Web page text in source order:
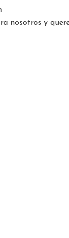
nosotros y